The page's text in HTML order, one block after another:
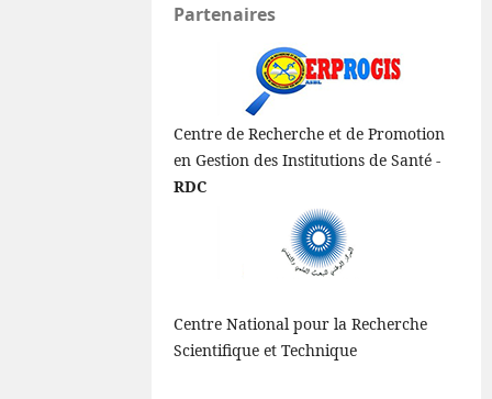
Partenaires
Centre de Recherche et de Promotion
en Gestion des Institutions de Santé -
RDC
Centre National pour la Recherche
Scientifique et Technique